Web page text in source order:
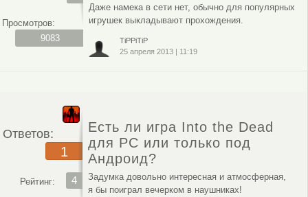
Просмотров:
9083
Даже намека в сети нет, обычно для популярных
игрушек выкладывают прохождения.
TiPPiTiP
25 апреля 2013| 11:19
Ответов:
1
Рейтинг: 4
Есть ли игра Into the Dead
для PC или только под
Андроид?
Задумка довольно интересная и атмосферная,
я бы поиграл вечерком в наушниках!